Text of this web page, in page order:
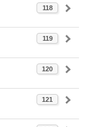
118
119
120
121